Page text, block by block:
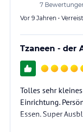
7
Vor 9 Jahren •
Tzaneen - der
Tolles sehr
Einrichtung.
Essen. Super